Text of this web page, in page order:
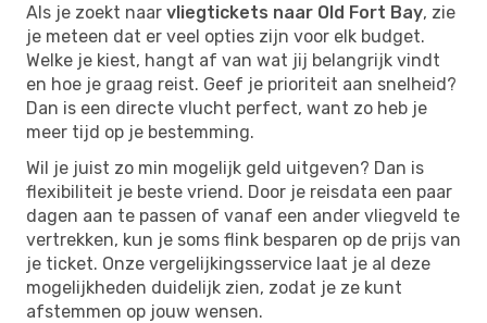
Als je zoekt naar vliegtickets naar Old Fort Bay, zie
je meteen dat er veel opties zijn voor elk budget.
Welke je kiest, hangt af van wat jij belangrijk vindt
en hoe je graag reist. Geef je prioriteit aan snelheid?
Dan is een directe vlucht perfect, want zo heb je
meer tijd op je bestemming.
Wil je juist zo min mogelijk geld uitgeven? Dan is
flexibiliteit je beste vriend. Door je reisdata een paar
dagen aan te passen of vanaf een ander vliegveld te
vertrekken, kun je soms flink besparen op de prijs van
je ticket. Onze vergelijkingsservice laat je al deze
mogelijkheden duidelijk zien, zodat je ze kunt
afstemmen op jouw wensen.